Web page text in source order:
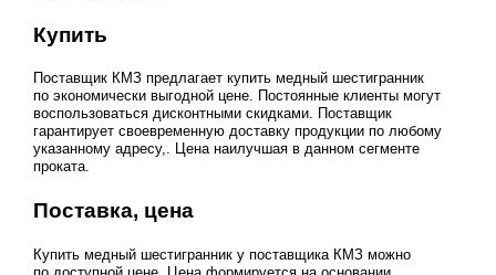
Купить
Поставщик КМЗ предлагает купить медный шестигранник
по экономически выгодной цене. Постоянные клиенты могут
воспользоваться дисконтными скидками. Поставщик
гарантирует своевременную доставку продукции по любому
указанному адресу,. Цена наилучшая в данном сегменте
проката.
Поставка, цена
Купить медный шестигранник у поставщика КМЗ можно